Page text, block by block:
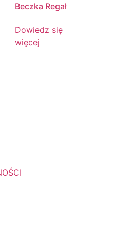
Beczka Regał
Dowiedz się
więcej